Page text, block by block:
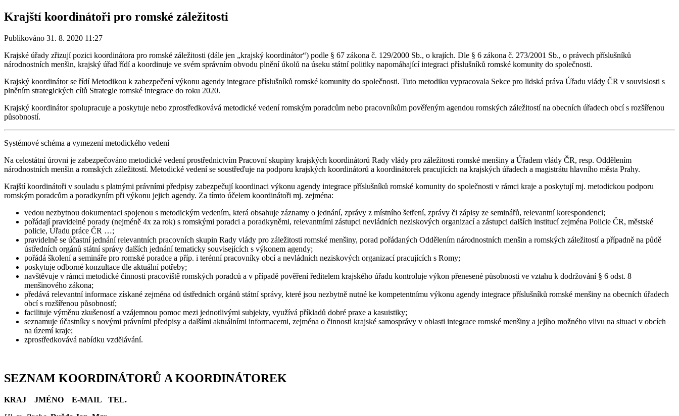
Krajští koordinátoři pro romské záležitosti
Publikováno 31. 8. 2020 11:27
Krajské úřady zřizují pozici koordinátora pro romské záležitosti (dále jen „krajský koordinátor“) podle § 67 zákona č. 129/2000 Sb., o krajích. Dle § 6 zákona č. 273/2001 Sb., o právech příslušníků
národnostních menšin, krajský úřad řídí a koordinuje ve svém správním obvodu plnění úkolů na úseku státní politiky napomáhající integraci příslušníků romské komunity do společnosti.
Krajský koordinátor se řídí Metodikou k zabezpečení výkonu agendy integrace příslušníků romské komunity do společnosti. Tuto metodiku vypracovala Sekce pro lidská práva Úřadu vlády ČR v souvislosti s
plněním strategických cílů Strategie romské integrace do roku 2020.
Krajský koordinátor spolupracuje a poskytuje nebo zprostředkovává metodické vedení romským poradcům nebo pracovníkům pověřeným agendou romských záležitostí na obecních úřadech obcí s rozšířenou
působností.
Systémové schéma a vymezení metodického vedení
Na celostátní úrovni je zabezpečováno metodické vedení prostřednictvím Pracovní skupiny krajských koordinátorů Rady vlády pro záležitosti romské menšiny a Úřadem vlády ČR, resp. Oddělením
národnostních menšin a romských záležitostí. Metodické vedení se soustřeďuje na podporu krajských koordinátorů a koordinátorek pracujících na krajských úřadech a magistrátu hlavního města Prahy.
Krajští koordinátoři v souladu s platnými právními předpisy zabezpečují koordinaci výkonu agendy integrace příslušníků romské komunity do společnosti v rámci kraje a poskytují mj. metodickou podporu
romským poradcům a poradkyním při výkonu jejich agendy. Za tímto účelem koordinátoři mj. zejména:
vedou nezbytnou dokumentaci spojenou s metodickým vedením, která obsahuje záznamy o jednání, zprávy z místního šetření, zprávy či zápisy ze seminářů, relevantní korespondenci;
pořádají pravidelné porady (nejméně 4x za rok) s romskými poradci a poradkyněmi, relevantními zástupci nevládních neziskových organizací a zástupci dalších institucí zejména Policie ČR, městské
policie, Úřadu práce ČR …;
pravidelně se účastní jednání relevantních pracovních skupin Rady vlády pro záležitosti romské menšiny, porad pořádaných Oddělením národnostních menšin a romských záležitostí a případně na půdě
ústředních orgánů státní správy dalších jednání tematicky souvisejících s výkonem agendy;
pořádá školení a semináře pro romské poradce a příp. i terénní pracovníky obcí a nevládních neziskových organizací pracujících s Romy;
poskytuje odborné konzultace dle aktuální potřeby;
navštěvuje v rámci metodické činnosti pracoviště romských poradců a v případě pověření ředitelem krajského úřadu kontroluje výkon přenesené působnosti ve vztahu k dodržování § 6 odst. 8
menšinového zákona;
předává relevantní informace získané zejména od ústředních orgánů státní správy, které jsou nezbytně nutné ke kompetentnímu výkonu agendy integrace příslušníků romské menšiny na obecních úřadech
obcí s rozšířenou působností;
facilituje výměnu zkušeností a vzájemnou pomoc mezi jednotlivými subjekty, využívá příkladů dobré praxe a kasuistiky;
seznamuje účastníky s novými právními předpisy a dalšími aktuálními informacemi, zejména o činnosti krajské samosprávy v oblasti integrace romské menšiny a jejího možného vlivu na situaci v obcích
na území kraje;
zprostředkovává nabídku vzdělávání.
SEZNAM KOORDINÁTORŮ A KOORDINÁTOREK
KRAJ JMÉNO E-MAIL TEL.